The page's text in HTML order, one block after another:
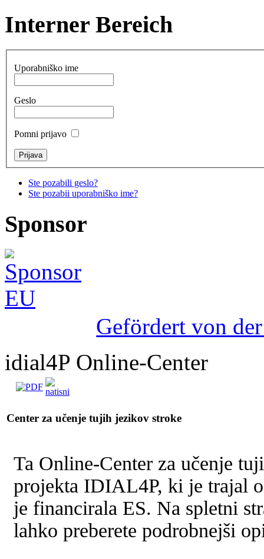
Interner Bereich
Uporabniško ime
Geslo
Pomni prijavo
Ste pozabili geslo?
Ste pozabii uporabniško ime?
Sponsor
Gefördert von
idial4P Online-Center
Center za učenje tujih jezikov stroke
Ta Online-Center za učenje
projekta IDIAL4P, ki je trajal
je financirala ES. Na spletni
lahko preberete podrobnejši